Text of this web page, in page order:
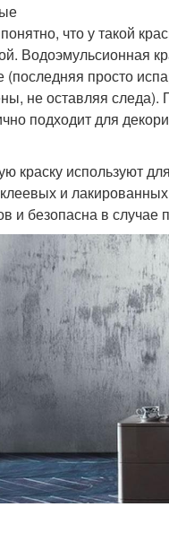
что у такой
Водоэмульсионная
(последняя просто
не оставляя следа).
подходит для
краску используют
и
и безопасна в случае